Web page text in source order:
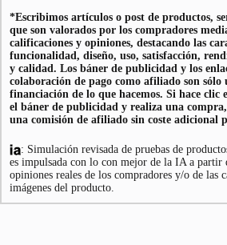
*Escribimos artículos o post de productos,
que son valorados por los compradores
calificaciones y opiniones, destacando las
funcionalidad, diseño, uso, satisfacción,
y calidad. Los báner de publicidad y los
colaboración de pago como afiliado son sólo
financiación de lo que hacemos. Si hace clic
el báner de publicidad y realiza una
una comisión de afiliado sin coste adicional
: Simulación revisada de pruebas de
es impulsada con lo con mejor de la IA a partir
opiniones reales de los compradores y/o de las
imágenes del producto.